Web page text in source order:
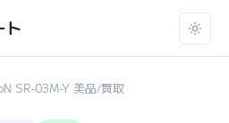
ト
SR-03M-Y 美品/買取